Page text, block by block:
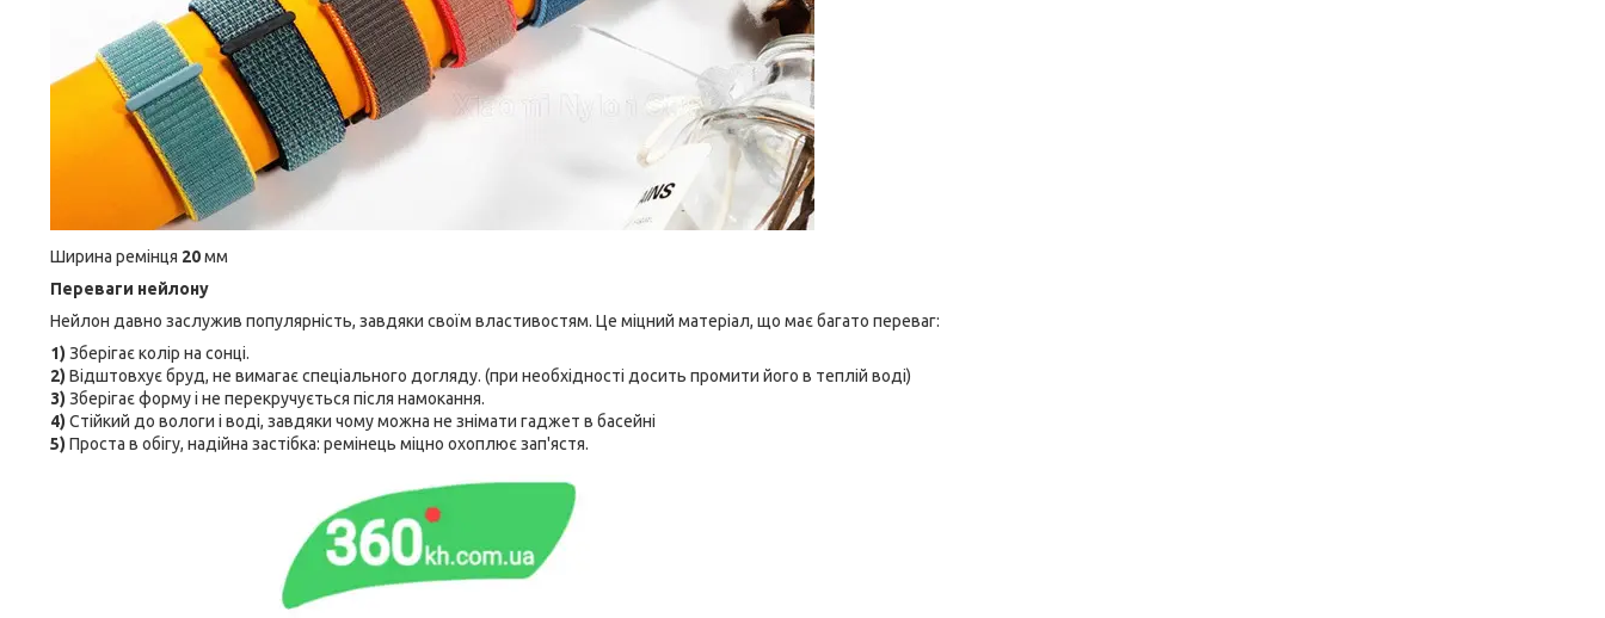
Ширина ремінця 20мм
Переваги нейлону
Нейлон давно заслужив популярність, завдяки своїм властивостям. Це міцний матеріал, що має багато переваг:
1) Зберігає колір на сонці.
2) Відштовхує бруд, не вимагає спеціального догляду. (при необхідності досить промити його в теплій воді)
3) Зберігає форму і не перекручується після намокання.
4) Стійкий до вологи і воді, завдяки чому можна не знімати гаджет в басейні
5) Проста в обігу, надійна застібка: ремінець міцно охоплює зап'ястя.